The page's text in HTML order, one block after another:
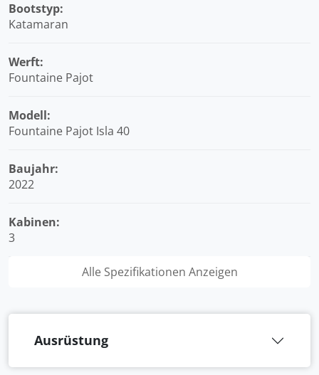
Bootstyp:
Katamaran
Werft:
Fountaine Pajot
Modell:
Fountaine Pajot Isla 40
Baujahr:
2022
Kabinen:
3
Alle Spezifikationen Anzeigen
Ausrüstung